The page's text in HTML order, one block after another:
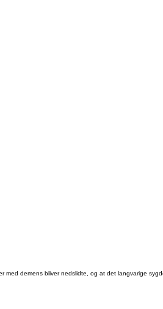
demens bliver nedslidte, og at det langvarige